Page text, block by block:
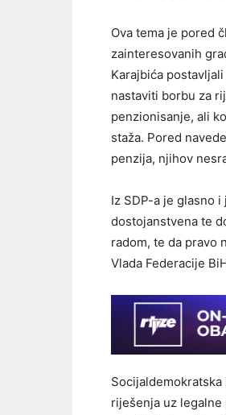
Ova tema je pored
zainteresovanih
Karajbića
nastaviti borbu za
penzionisanje, ali
staža. Pored
penzija, njihov
Iz SDP-a je glasno
dostojanstvena te
radom, te da pravo
Vlada Federacije
riješenja uz